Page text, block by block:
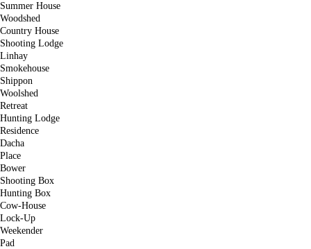
Summer House
Woodshed
Country House
Shooting Lodge
Linhay
Smokehouse
Shippon
Woolshed
Retreat
Hunting Lodge
Residence
Dacha
Place
Bower
Shooting Box
Hunting Box
Cow-House
Lock-Up
Weekender
Pad